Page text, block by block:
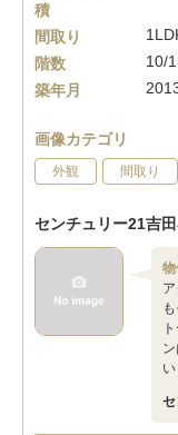
積
間取り
階数
10/
築年月
画像カテゴリ
外観 間取り
センチュリー21吉
物
い